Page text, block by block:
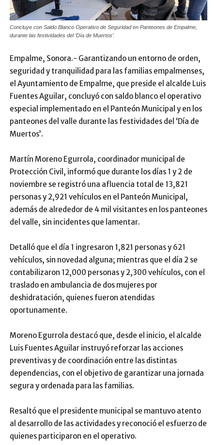
Concluye con Saldo Blanco Operativo de Seguridad en Panteones de Empalme,
durante las festividades del ‘Día de Muertos’.
Empalme, Sonora.- Garantizando un entorno de orden,
seguridad y tranquilidad para las familias empalmenses,
el Ayuntamiento de Empalme, que preside el alcalde Luis
Fuentes Aguilar, concluyó con saldo blanco el operativo
especial implementado en el Panteón Municipal y en los
panteones del valle durante las festividades del ‘Día de
Muertos’.
Martín Moreno Egurrola, coordinador municipal de
Protección Civil, informó que durante los días 1 y 2 de
noviembre se registró una afluencia total de 13,821
personas y 2,921 vehículos en el Panteón Municipal,
además de alrededor de 4 mil visitantes en los panteones
del valle, sin incidentes que lamentar.
Detalló que el día 1 ingresaron 1,821 personas y 621
vehículos, sin novedad alguna; mientras que el día 2 se
contabilizaron 12,000 personas y 2,300 vehículos, con el
traslado en ambulancia de dos mujeres por
deshidratación, quienes fueron atendidas
oportunamente.
Moreno Egurrola destacó que, desde el inicio, el alcalde
Luis Fuentes Aguilar instruyó reforzar las acciones
preventivas y de coordinación entre las distintas
dependencias, con el objetivo de garantizar una jornada
segura y ordenada para las familias.
Resaltó que el presidente municipal se mantuvo atento
al desarrollo de las actividades y reconoció el esfuerzo de
quienes participaron en el operativo.